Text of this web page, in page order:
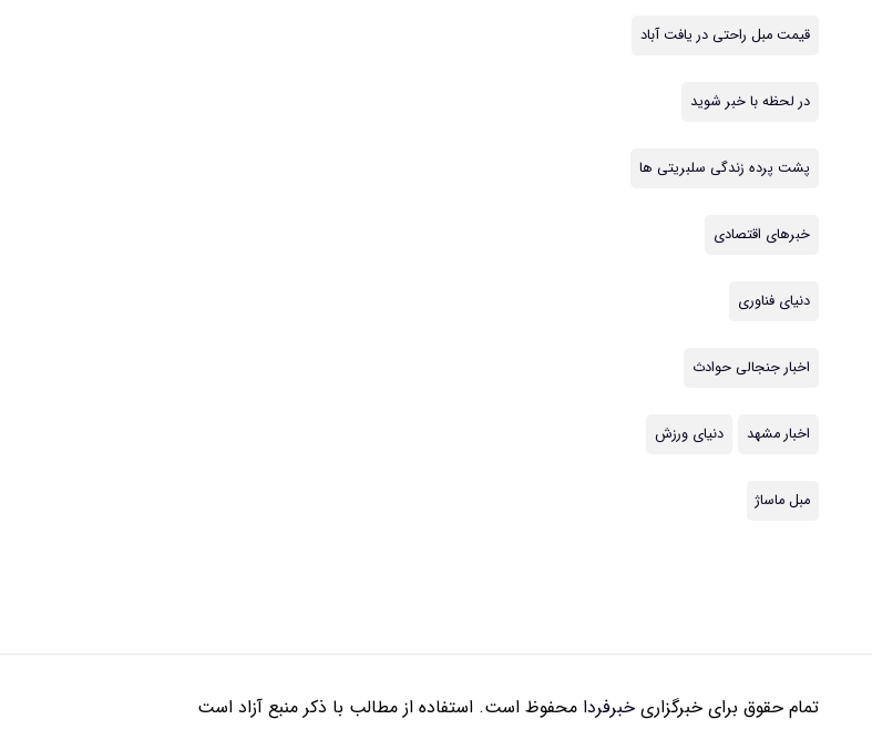
قیمت مبل راحتی در یافت آباد
در لحظه با خبر شوید
پشت پرده زندگی سلبریتی ها
خبرهای اقتصادی
دنیای فناوری
اخبار جنجالی حوادث
اخبار مشهد دنیای ورزش
مبل ماساژ
تمام حقوق برای خبرگزاری خبرفردا محفوظ است. استفاده از مطالب با ذکر منبع آزاد است